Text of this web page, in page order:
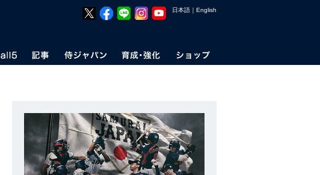
日本語 ｜ English